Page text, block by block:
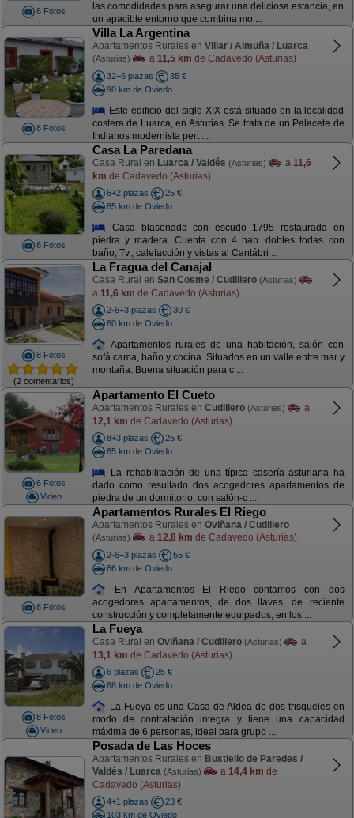
8 Fotos
las comodidades para asegurar una deliciosa estancia, en
un apacible entorno que combina mo ...
8 Fotos
Villa La Argentina
Apartamentos Rurales en Villar / Almuña / Luarca
(Asturias) a 11,5 km de Cadavedo (Asturias)
32+6 plazas
35 €
90 km de Oviedo
Este edificio del siglo XIX está situado en la localidad
costera de Luarca, en Asturias. Se trata de un Palacete de
Indianos modernista pert ...
8 Fotos
Casa La Paredana
Casa Rural en Luarca / Valdés (Asturias) a 11,6
km de Cadavedo (Asturias)
6+2 plazas
25 €
85 km de Oviedo
Casa blasonada con escudo 1795 restaurada en
piedra y madera. Cuenta con 4 hab. dobles todas con
baño, Tv., calefacción y vistas al Cantábri ...
8 Fotos
(2 comentarios)
La Fragua del Canajal
Casa Rural en San Cosme / Cudillero (Asturias)
a 11,6 km de Cadavedo (Asturias)
2-6+3 plazas
30 €
60 km de Oviedo
Apartamentos rurales de una habitación, salón con
sofá cama, baño y cocina. Situados en un valle entre mar y
montaña. Buena situación para c ...
6 Fotos
Video
Apartamento El Cueto
Apartamentos Rurales en Cudillero (Asturias)
a
12,1 km de Cadavedo (Asturias)
8+3 plazas
25 €
65 km de Oviedo
La rehabilitación de una típica casería asturiana ha
dado como resultado dos acogedores apartamentos de
piedra de un dormitorio, con salón-c ...
8 Fotos
Apartamentos Rurales El Riego
Apartamentos Rurales en Oviñana / Cudillero
(Asturias) a 12,8 km de Cadavedo (Asturias)
2-6+3 plazas
55 €
66 km de Oviedo
En Apartamentos El Riego contamos con dos
acogedores apartamentos, de dos llaves, de reciente
construcción y completamente equipados, en los ...
8 Fotos
Video
La Fueya
Casa Rural en Oviñana / Cudillero (Asturias)
a
13,1 km de Cadavedo (Asturias)
6 plazas
25 €
68 km de Oviedo
La Fueya es una Casa de Aldea de dos trisqueles en
modo de contratación integra y tiene una capacidad
máxima de 6 personas, ideal para grupo ...
Posada de Las Hoces
Apartamentos Rurales en Bustiello de Paredes /
Valdés / Luarca (Asturias) a 14,4 km de
Cadavedo (Asturias)
4+1 plazas
23 €
103 km de Oviedo